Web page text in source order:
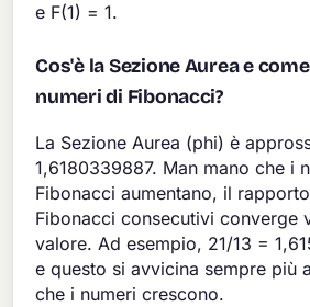
e F(1) = 1.
Cos'è la Sezione Aurea e
numeri di Fibonacci?
La Sezione Aurea (phi) è
1,6180339887. Man mano che i
Fibonacci aumentano, il
Fibonacci consecutivi converge
valore. Ad esempio, 21/13 =
e questo si avvicina sempre più
che i numeri crescono.